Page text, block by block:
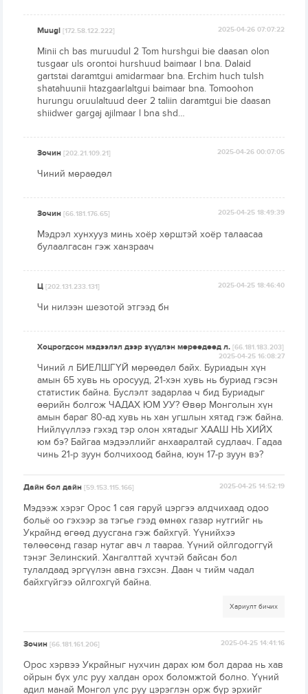
Muugi[172.58.122.222] 2025-04-26 07:07:22
Minii ch bas muruudul 2 Tom hurshgui bie daasan olon
tusgaar uls orontoi hurshuud baimaar l bna. Dalaid
gartstai daramtgui amidarmaar bna. Erchim huch tulsh
shatahuunii htazgaarlaltgui baimaar bna. Tomoohon
hurungu oruulaltuud deer 2 taliin daramtgui bie daasan
shiidwer gargaj ajilmaar l bna shd…
Зочин[202.21.109.21] 2025-04-26 00:07:05
Чиний мөраөдөл
Зочин[66.181.176.65] 2025-04-25 18:49:39
Мэдрэл хунхууз минь хоёр хөрштэй хоёр талаасаа
булаалгасан гэж ханзраач
Ц[202.131.233.131] 2025-04-25 18:46:40
Чи нилээн шезотой этгээд бн
Хоцрогдсон мэдээлэл дээр зүүдлэн мөрөөдөөд л.[66.181.183.203]
2025-04-25 16:08:27
Чиний л БИЕЛШГҮЙ мөрөөдөл байх. Буриадын хүн
амын 65 хувь нь оросууд, 21-хэн хувь нь буриад гэсэн
статистик байна. Буслэлт задарлаа ч бид Буриадыг
өөрийн болгож ЧАДАХ ЮМ УУ? Өвөр Монголын хүн
амын бараг 80-ад хувь нь хан угшлын хятад гэж байна.
Нийлүүллээ гэхэд тэр олон хятадыг ХААШ НЬ ХИЙХ
юм бэ? Байгаа мэдээллийг анхааралтай судлаач. Гадаа
чинь 21-р зуун болчихоод байна, юун 17-р зуун вэ?
Дайн бол дайн[59.153.115.166] 2025-04-25 14:52:19
Мэдээж хэрэг Орос 1 сая гаруй цэргээ алдчихаад одоо
больё оо гэхээр за тэгье гээд өмнөх газар нутгийг нь
Украйнд өгөөд дуусгана гэж байхгүй. Үүнийхээ
төлөөсөнд газар нутаг авч л таараа. Үүний ойлгодоггүй
тэнэг Зелинский. Хангалттай хүчтэй байсан бол
тулалдаад эргүүлэн авна гэхсэн. Даан ч тийм чадал
байхгүйгээ ойлгохгүй байна.
Хариулт бичих
Зочин[66.181.161.206] 2025-04-25 14:41:16
Орос хэрвээ Украйныг нухчин дарах юм бол дараа нь хав
ойрын бүх улс руу халдан орох боломжтой болно. Үүний
адил манай Монгол улс руу цэрэглэн орж бүр эрхийг